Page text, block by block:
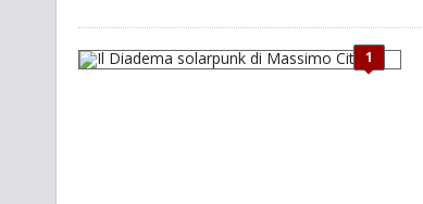
1